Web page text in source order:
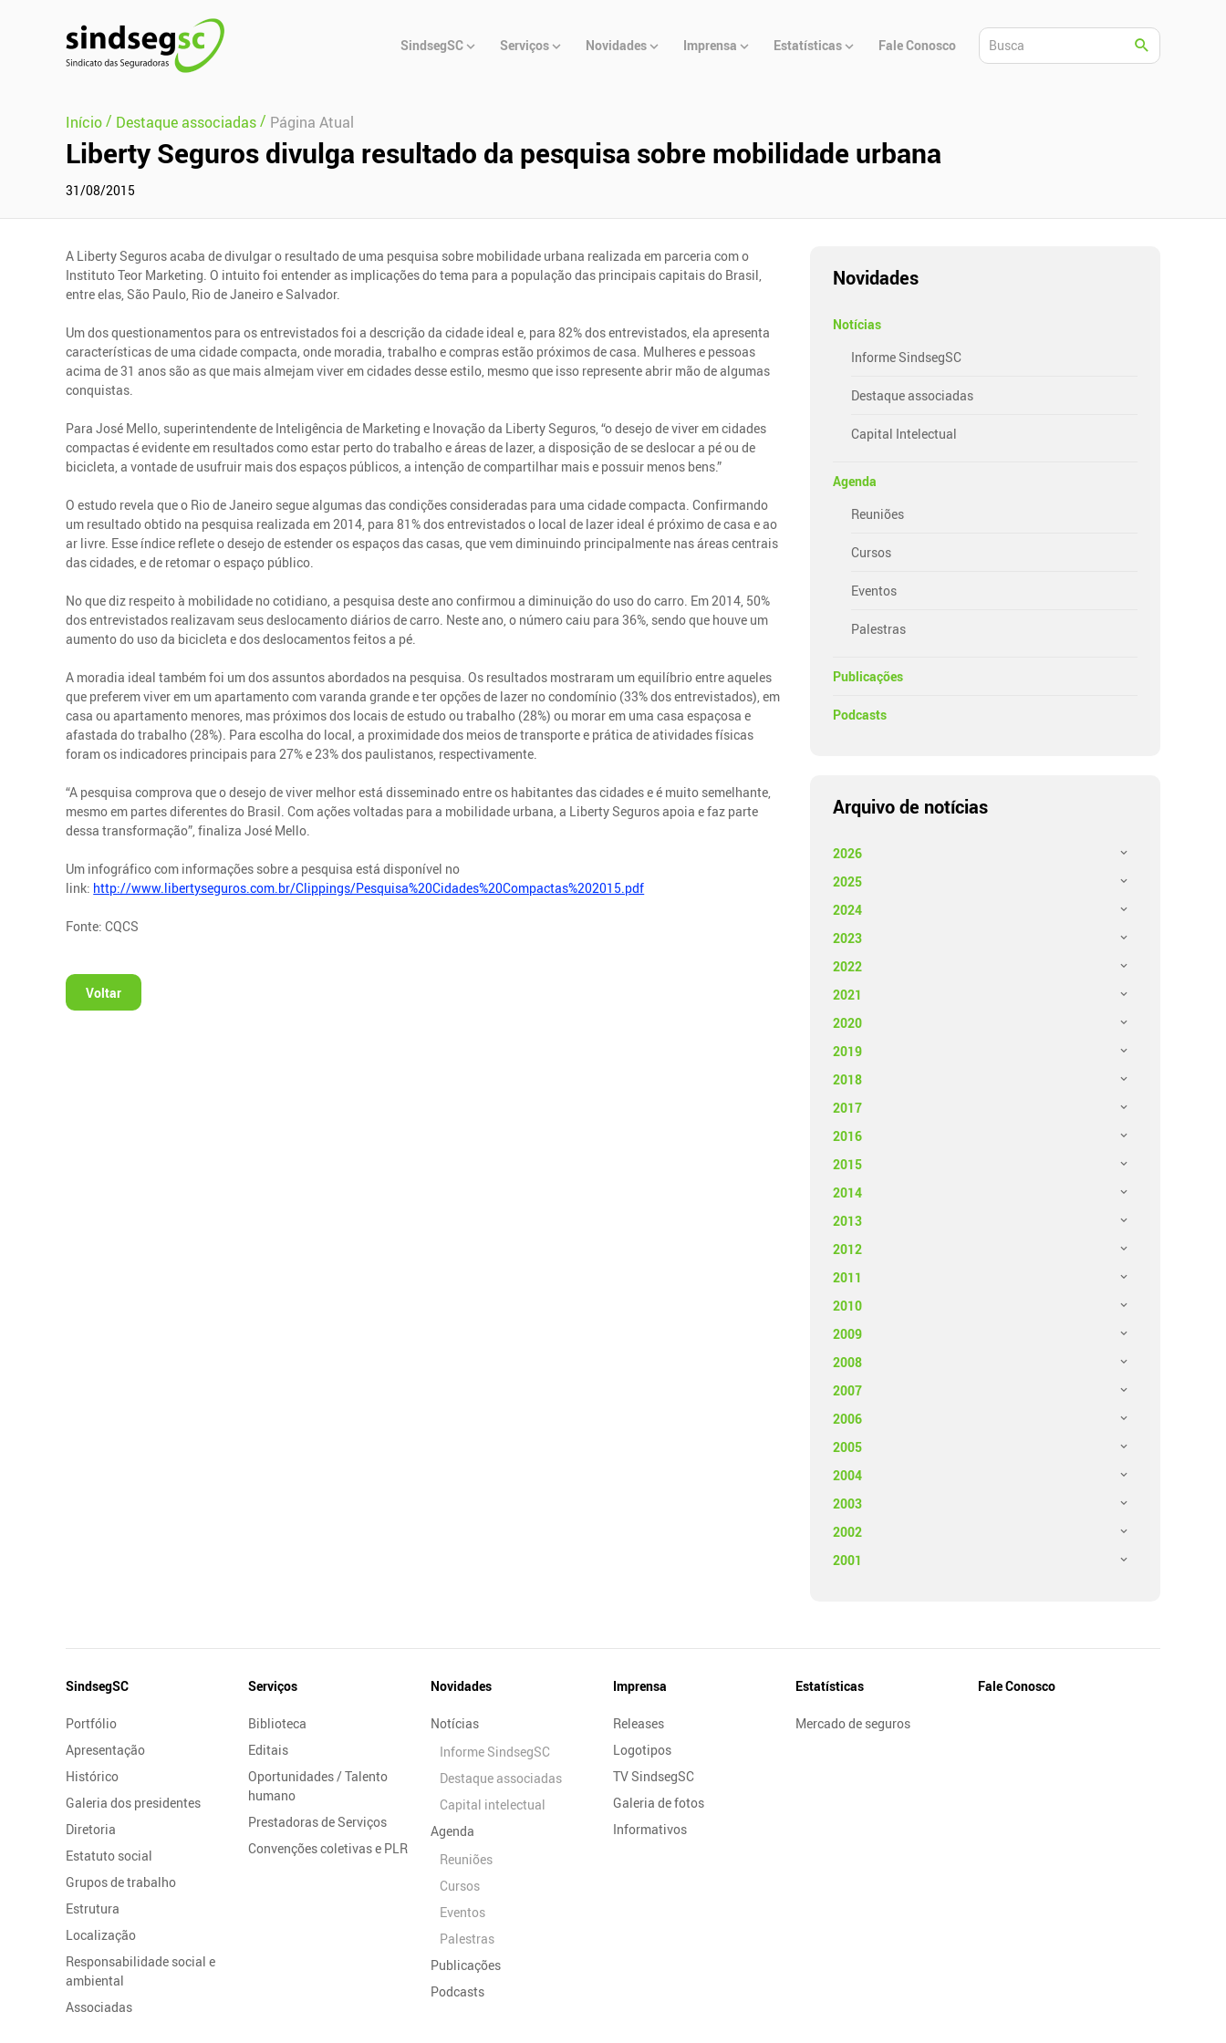
Principal
SindsegSC Serviços Novidades Imprensa Estatísticas Fale Conosco
Início/ Destaque associadas/ Página Atual
Liberty Seguros divulga resultado da pesquisa sobre mobilidade urbana
31/08/2015
A Liberty Seguros acaba de divulgar o resultado de uma pesquisa sobre mobilidade urbana realizada em parceria com o
Instituto Teor Marketing. O intuito foi entender as implicações do tema para a população das principais capitais do Brasil,
entre elas, São Paulo, Rio de Janeiro e Salvador.
Um dos questionamentos para os entrevistados foi a descrição da cidade ideal e, para 82% dos entrevistados, ela apresenta
características de uma cidade compacta, onde moradia, trabalho e compras estão próximos de casa. Mulheres e pessoas
acima de 31 anos são as que mais almejam viver em cidades desse estilo, mesmo que isso represente abrir mão de algumas
conquistas.
Para José Mello, superintendente de Inteligência de Marketing e Inovação da Liberty Seguros, “o desejo de viver em cidades
compactas é evidente em resultados como estar perto do trabalho e áreas de lazer, a disposição de se deslocar a pé ou de
bicicleta, a vontade de usufruir mais dos espaços públicos, a intenção de compartilhar mais e possuir menos bens.”
O estudo revela que o Rio de Janeiro segue algumas das condições consideradas para uma cidade compacta. Confirmando
um resultado obtido na pesquisa realizada em 2014, para 81% dos entrevistados o local de lazer ideal é próximo de casa e ao
ar livre. Esse índice reflete o desejo de estender os espaços das casas, que vem diminuindo principalmente nas áreas centrais
das cidades, e de retomar o espaço público.
No que diz respeito à mobilidade no cotidiano, a pesquisa deste ano confirmou a diminuição do uso do carro. Em 2014, 50%
dos entrevistados realizavam seus deslocamento diários de carro. Neste ano, o número caiu para 36%, sendo que houve um
aumento do uso da bicicleta e dos deslocamentos feitos a pé.
A moradia ideal também foi um dos assuntos abordados na pesquisa. Os resultados mostraram um equilíbrio entre aqueles
que preferem viver em um apartamento com varanda grande e ter opções de lazer no condomínio (33% dos entrevistados), em
casa ou apartamento menores, mas próximos dos locais de estudo ou trabalho (28%) ou morar em uma casa espaçosa e
afastada do trabalho (28%). Para escolha do local, a proximidade dos meios de transporte e prática de atividades físicas
foram os indicadores principais para 27% e 23% dos paulistanos, respectivamente.
“A pesquisa comprova que o desejo de viver melhor está disseminado entre os habitantes das cidades e é muito semelhante,
mesmo em partes diferentes do Brasil. Com ações voltadas para a mobilidade urbana, a Liberty Seguros apoia e faz parte
dessa transformação”, finaliza José Mello.
Um infográfico com informações sobre a pesquisa está disponível no
link: http://www.libertyseguros.com.br/Clippings/Pesquisa%20Cidades%20Compactas%202015.pdf
Fonte: CQCS
Voltar
Novidades
Notícias
Informe SindsegSC
Destaque associadas
Capital Intelectual
Agenda
Reuniões
Cursos
Eventos
Palestras
Publicações
Podcasts
Arquivo de notícias
2026
2025
2024
2023
2022
2021
2020
2019
2018
2017
2016
2015
2014
2013
2012
2011
2010
2009
2008
2007
2006
2005
2004
2003
2002
2001
Mapa
Site
SindsegSC
Portfólio
Apresentação
Histórico
Galeria dos presidentes
Diretoria
Estatuto social
Grupos de trabalho
Estrutura
Localização
Responsabilidade social e
ambiental
Associadas
Serviços
Biblioteca
Editais
Oportunidades / Talento
humano
Prestadoras de Serviços
Convenções coletivas e PLR
Novidades
Notícias
Informe SindsegSC
Destaque associadas
Capital intelectual
Agenda
Reuniões
Cursos
Eventos
Palestras
Publicações
Podcasts
Imprensa
Releases
Logotipos
TV SindsegSC
Galeria de fotos
Informativos
Estatísticas
Mercado de seguros
Fale Conosco